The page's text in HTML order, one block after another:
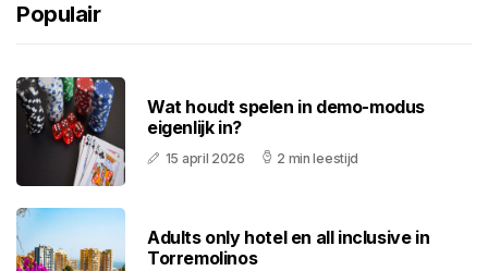
Populair
Wat houdt spelen in demo-modus
eigenlijk in?
15 april 2026 2 min leestijd
Adults only hotel en all inclusive in
Torremolinos